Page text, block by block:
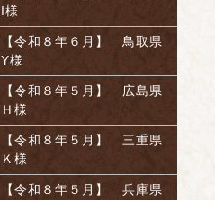
I様
【令和８年６月】 鳥取県
Y様
【令和８年５月】 広島県
Ｈ様
【令和８年５月】 三重県
Ｋ様
【令和８年５月】 兵庫県